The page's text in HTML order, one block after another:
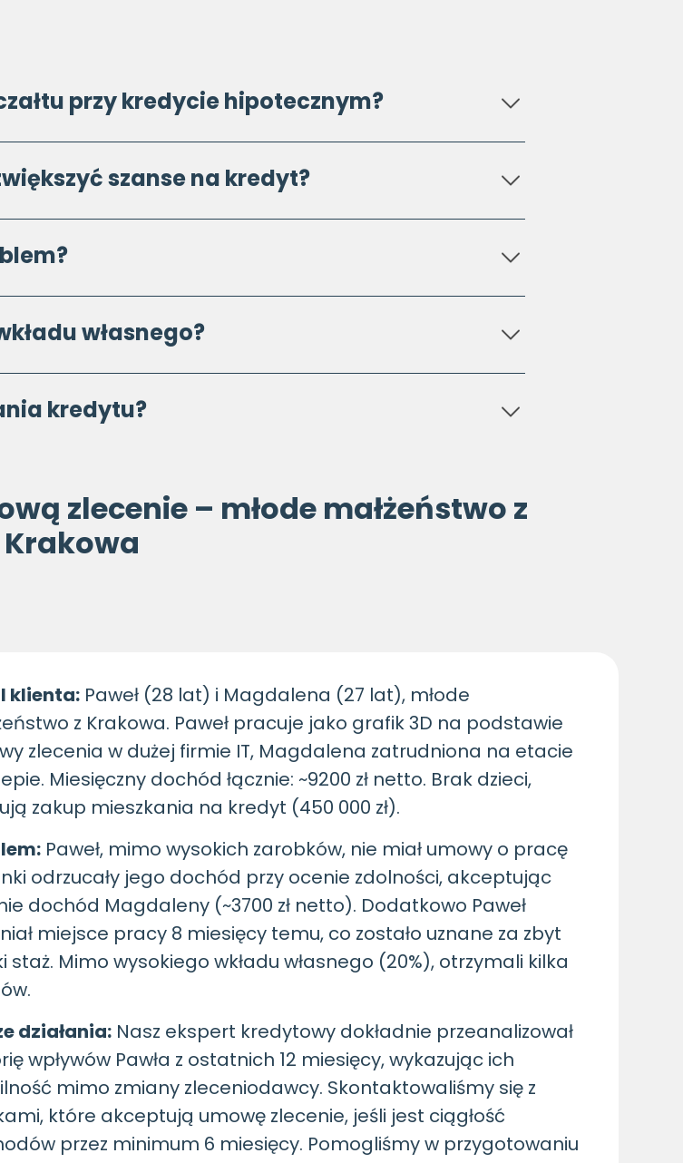
zlecenie – młode małżeństwo z
Krakowa
klienta: Paweł (28 lat) i Magdalena (27 lat), młode
z Krakowa. Paweł pracuje jako grafik 3D na podstawie
zlecenia w dużej firmie IT, Magdalena zatrudniona na etacie
Miesięczny dochód łącznie: ~9200 zł netto. Brak dzieci,
zakup mieszkania na kredyt (450 000 zł).
Paweł, mimo wysokich zarobków, nie miał umowy o pracę
odrzucały jego dochód przy ocenie zdolności, akceptując
dochód Magdaleny (~3700 zł netto). Dodatkowo Paweł
miejsce pracy 8 miesięcy temu, co zostało uznane za zbyt
staż. Mimo wysokiego wkładu własnego (20%), otrzymali kilka
działania: Nasz ekspert kredytowy dokładnie przeanalizował
wpływów Pawła z ostatnich 12 miesięcy, wykazując ich
mimo zmiany zleceniodawcy. Skontaktowaliśmy się z
które akceptują umowę zlecenie, jeśli jest ciągłość
przez minimum 6 miesięcy. Pomogliśmy w przygotowaniu
kredytu?
własnego?
szanse na kredyt?
przy kredycie hipotecznym?